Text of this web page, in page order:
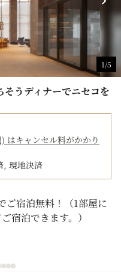
1/5
うディナーでニセコを
はキャンセル料がかかり
, 現地決済
ご宿泊無料！（1部屋に
宿泊できます。）
です。